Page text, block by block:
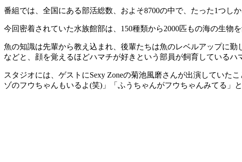
番組では、全国にある部活総数、およそ8700の中で、たった1つし
今回密着されていた水族館部は、150種類から2000匹もの海の生物
魚の知識は先輩から教え込まれ、後輩たちは魚のレベルアップに
などと、顔を覚えるほどハマチが好きという部員が飼育しているハ
スタジオには、ゲストにSexy Zoneの菊池風磨さんが出演していた
ゾのフウちゃんもいるよ(笑)」「ふうちゃんがフウちゃんみてる」